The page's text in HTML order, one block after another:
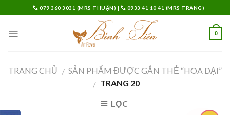
to
content
079 360 3031 (MRS THUẬN) | 0933 41 10 41 (MRS TRANG)
0
TRANG CHỦ / SẢN PHẨM ĐƯỢC GẮN THẺ “HOA DẠI”
/ TRANG 20
LỌC